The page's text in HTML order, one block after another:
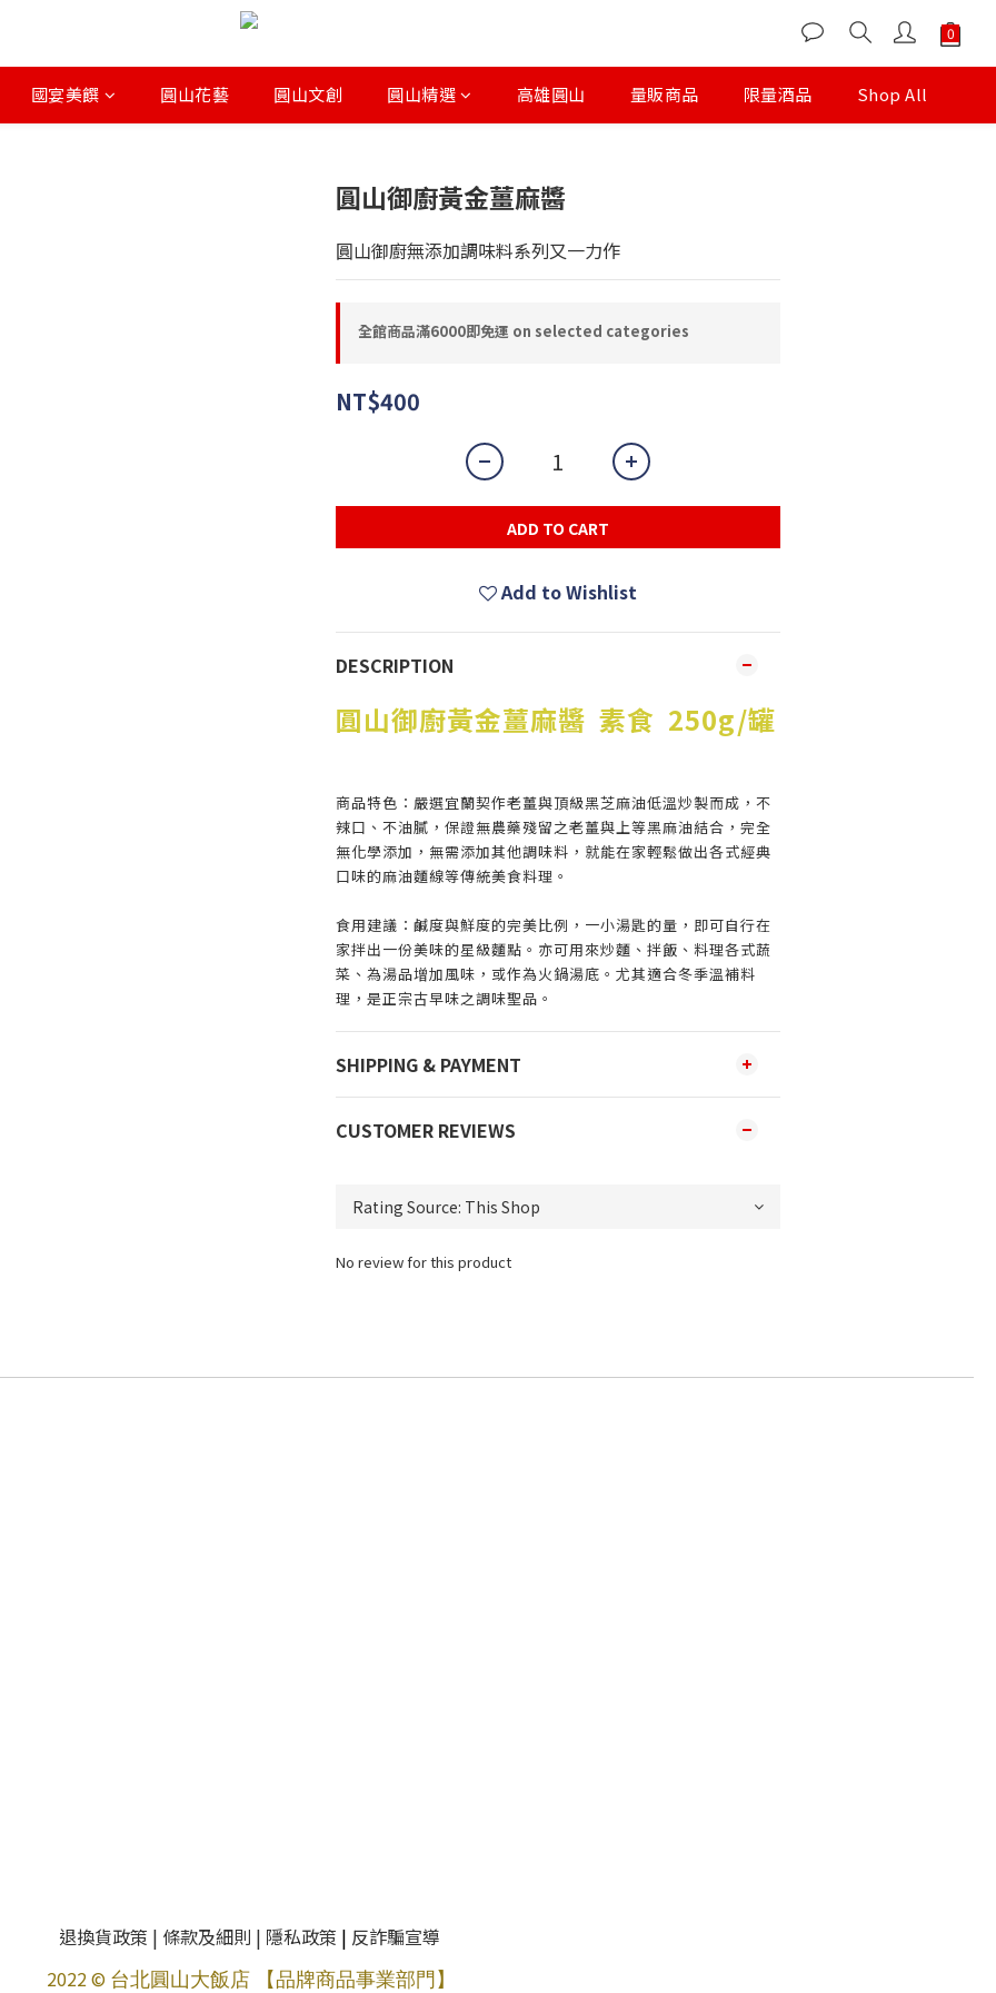
國宴美饌 圓山花藝 圓山文創 圓山精選 高雄圓山 量販商品 限量酒品 Shop All
圓山御廚黃金薑麻醬
圓山御廚無添加調味料系列又一力作
全館商品滿6000即免運 on selected categories
NT$400
ADD TO CART
Add to Wishlist
DESCRIPTION
圓山御廚黃金薑麻醬 素食 250g/罐
商品特色：嚴選宜蘭契作老薑與頂級黑芝麻油低溫炒製而成，不
辣口、不油膩，保證無農藥殘留之老薑與上等黑麻油結合，完全
無化學添加，無需添加其他調味料，就能在家輕鬆做出各式經典
口味的麻油麵線等傳統美食料理。
食用建議：鹹度與鮮度的完美比例，一小湯匙的量，即可自行在
家拌出一份美味的星級麵點。亦可用來炒麵、拌飯、料理各式蔬
菜、為湯品增加風味，或作為火鍋湯底。尤其適合冬季溫補料
理，是正宗古早味之調味聖品。
SHIPPING & PAYMENT
CUSTOMER REVIEWS
No review for this product
退換貨政策 | 條款及細則 | 隱私政策 | 反詐騙宣導
2022 © 台北圓山大飯店 【品牌商品事業部門】